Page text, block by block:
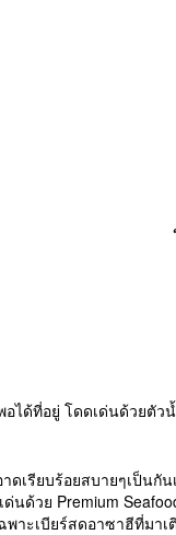
อได้ที่อยู่ โดดเด่นด้วยตั
ดเรียบร้อยสบายๆเป็นกั
นด้วย Premium
พาะเบียร์สดอาซาฮีที่ม